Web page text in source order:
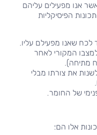
אנו מפעילים עליהם
הפיסיקליות
שאנו מפעילם עליו.
המקורי לאחר
מתיחה).
את צורתו מבלי
של החומר.
אלו הם: